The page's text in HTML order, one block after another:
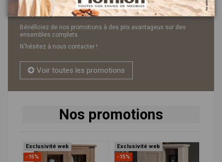
Profitez chaque mois de nos promotions en vous inscrivant sur
notre lettre d'information.
Bénéficiez de nos promotions à des prix avantageux sur des
ensembles complets.
N'hésitez à nous contacter !
Voir toutes les promotions
Nos promotions
Exclusivité web
-15%
Exclusivité web
-15%